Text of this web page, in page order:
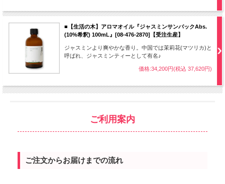
■【生活の木】アロマオイル『ジャスミンサンバックAbs.
(10%希釈) 100mL』[08-476-2870]【受注生産】
ジャスミンより爽やかな香り。中国では茉莉花(マツリカ)と
呼ばれ、ジャスミンティーとして有名♪
価格:34,200円(税込 37,620円)
ご利用案内
ご注文からお届けまでの流れ